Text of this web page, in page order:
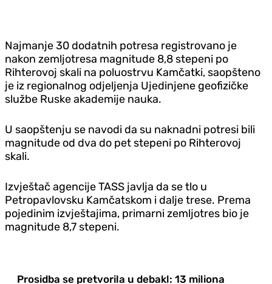
Najmanje 30 dodatnih potresa registrovano je
nakon zemljotresa magnitude 8,8 stepeni po
Rihterovoj skali na poluostrvu Kamčatki, saopšteno
je iz regionalnog odjeljenja Ujedinjene geofizičke
službe Ruske akademije nauka.
U saopštenju se navodi da su naknadni potresi bili
magnitude od dva do pet stepeni po Rihterovoj
skali.
Izvještač agencije TASS javlja da se tlo u
Petropavlovsku Kamčatskom i dalje trese. Prema
pojedinim izvještajima, primarni zemljotres bio je
magnitude 8,7 stepeni.
Prosidba se pretvorila u debakl: 13 miliona